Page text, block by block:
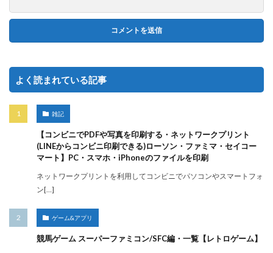
よく読まれている記事
雑記
【コンビニでPDFや写真を印刷する・ネットワークプリント
(LINEからコンビニ印刷できる)ローソン・ファミマ・セイコー
マート】PC・スマホ・iPhoneのファイルを印刷
ネットワークプリントを利用してコンビニでパソコンやスマートフォ
ン[…]
ゲーム&アプリ
競馬ゲーム スーパーファミコン/SFC編・一覧【レトロゲーム】